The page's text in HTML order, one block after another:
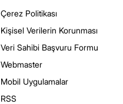
Çerez Politikası
Kişisel Verilerin Korunması
Veri Sahibi Başvuru Formu
Webmaster
Mobil Uygulamalar
RSS